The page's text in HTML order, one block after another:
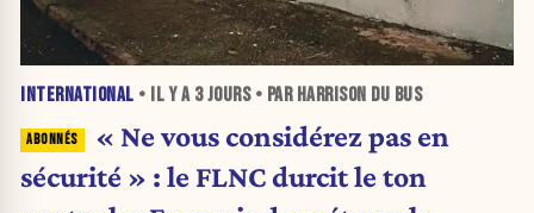
INTERNATIONAL • IL Y A 3 JOURS• PAR HARRISON DU BUS
« Ne vous considérez pas en
sécurité » : le FLNC durcit le ton